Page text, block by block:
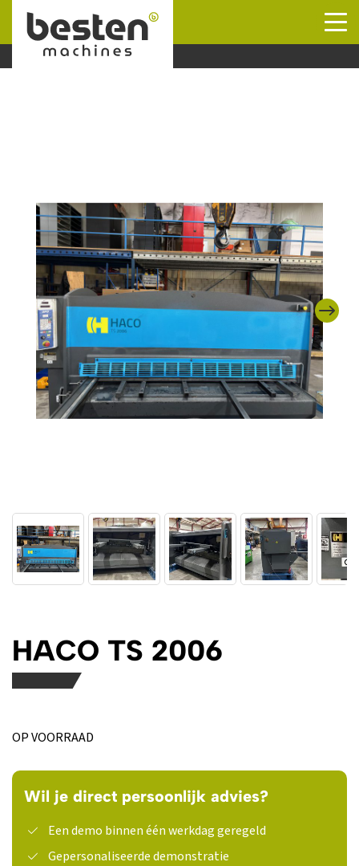
Naar hoofdinhoud
HACO TS 2006
OP VOORRAAD
Wil je direct persoonlijk advies?
Een demo binnen één werkdag geregeld
Gepersonaliseerde demonstratie
Next